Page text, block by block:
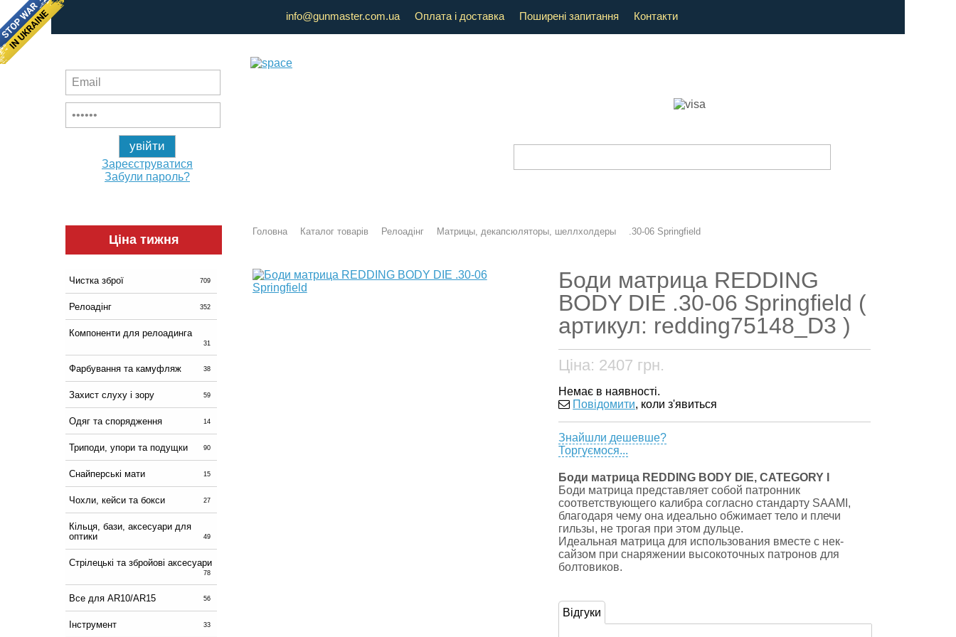
info@gunmaster.com.ua Оплата і доставка Поширені запитання Контакти
Зареєструватися
Забули пароль?
Ціна тижня
Чистка зброї 709
Релоадінг 352
Компоненти для релоадинга
31
Фарбування та камуфляж 38
Захист слуху і зору 59
Одяг та спорядження 14
Триподи, упори та подущки 90
Снайперські мати 15
Чохли, кейси та бокси 27
Кільця, бази, аксесуари для
оптики
49
Стрілецькі та збройові аксесуари
78
Все для AR10/AR15 56
Інструмент 33
Головна Каталог товарів Релоадінг Матрицы, декапсюляторы, шеллхолдеры .30-06 Springfield
Боди матрица REDDING
BODY DIE .30-06 Springfield (
артикул: redding75148_D3 )
Ціна: 2407 грн.
Немає в наявності.
Повідомити, коли з'явиться
Знайшли дешевше?
Торгуємося...
Боди матрица REDDING BODY DIE, CATEGORY I
Боди матрица представляет собой патронник
соответствующего калибра согласно стандарту SAAMI,
благодаря чему она идеально обжимает тело и плечи
гильзы, не трогая при этом дульце.
Идеальная матрица для использования вместе с нек-
сайзом при снаряжении высокоточных патронов для
болтовиков.
Відгуки